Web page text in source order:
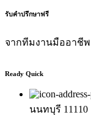
รับคำปรึกษาฟรี
จากทีมงานมืออาชีพ
Ready Quick
นนทบุรี 11110